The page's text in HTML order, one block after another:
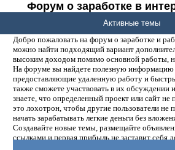
Форум о заработке в
денег.
Добро пожаловать на форум о заработке и
можно найти подходящий вариант
высоким доходом помимо основной работы,
На форуме вы найдете полезную
предоставляющие удаленную работу и
также сможете участвовать в их обсуждении
знаете, что определенный проект или сайт не
это лохотрон, чтобы другие пользователи не
начать зарабатывать легкие деньги без
Создавайте новые темы, размещайте
ссылками и первая прибыль не заставит себя
Активные темы